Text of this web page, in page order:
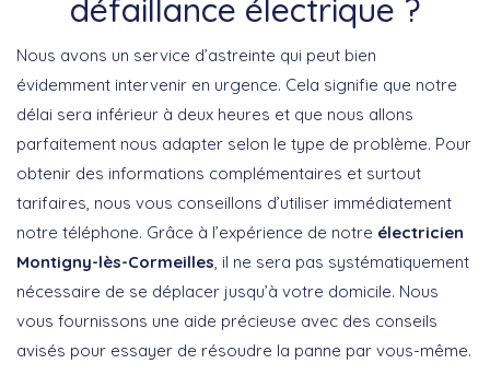
défaillance électrique ?
Nous avons un service d’astreinte qui peut bien
évidemment intervenir en urgence. Cela signifie que notre
délai sera inférieur à deux heures et que nous allons
parfaitement nous adapter selon le type de problème. Pour
obtenir des informations complémentaires et surtout
tarifaires, nous vous conseillons d’utiliser immédiatement
notre téléphone. Grâce à l’expérience de notre électricien
Montigny-lès-Cormeilles , il ne sera pas systématiquement
nécessaire de se déplacer jusqu’à votre domicile. Nous
vous fournissons une aide précieuse avec des conseils
avisés pour essayer de résoudre la panne par vous-même.